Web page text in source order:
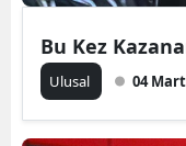
Bu Kez
Ulusal 04